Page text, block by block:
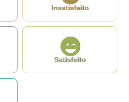
Insatisfeito
Satisfeito